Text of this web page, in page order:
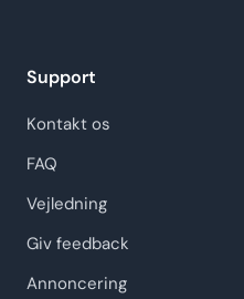
Support
Kontakt os
FAQ
Vejledning
Giv feedback
Annoncering